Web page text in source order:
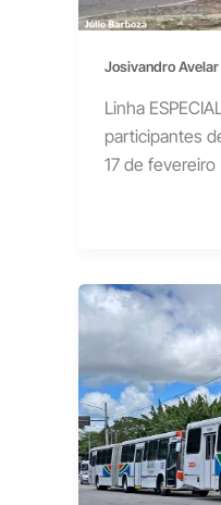
Josivandro Avelar
Linha
participantes
17 de fevereiro